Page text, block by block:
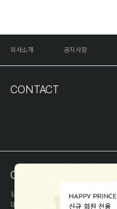
회사소개 공지사항
CONTACT
COMPANY INFO
상호
(주)해피프린스
대표
이화진